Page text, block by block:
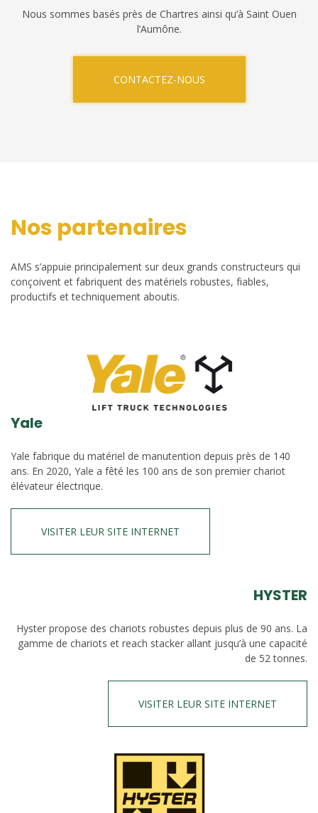
Nous sommes basés près de Chartres ainsi qu’à Saint Ouen
l’Aumône.
CONTACTEZ-NOUS
Nos partenaires
AMS s’appuie principalement sur deux grands constructeurs qui
conçoivent et fabriquent des matériels robustes, fiables,
productifs et techniquement aboutis.
Yale
Yale fabrique du matériel de manutention depuis près de 140
ans. En 2020, Yale a fêté les 100 ans de son premier chariot
élévateur électrique.
VISITER LEUR SITE INTERNET
HYSTER
Hyster propose des chariots robustes depuis plus de 90 ans. La
gamme de chariots et reach stacker allant jusqu’à une capacité
de 52 tonnes.
VISITER LEUR SITE INTERNET